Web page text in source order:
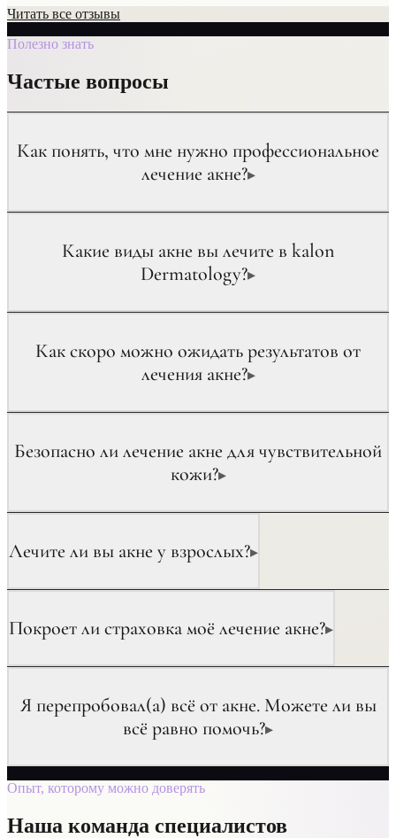
Читать все отзывы
Полезно знать
Частые вопросы
Как понять, что мне нужно профессиональное
лечение акне?▸
Какие виды акне вы лечите в kalon
Dermatology?▸
Как скоро можно ожидать результатов от
лечения акне?▸
Безопасно ли лечение акне для чувствительной
кожи?▸
Лечите ли вы акне у взрослых?▸
Покроет ли страховка моё лечение акне?▸
Я перепробовал(а) всё от акне. Можете ли вы
всё равно помочь?▸
Опыт, которому можно доверять
Наша команда специалистов